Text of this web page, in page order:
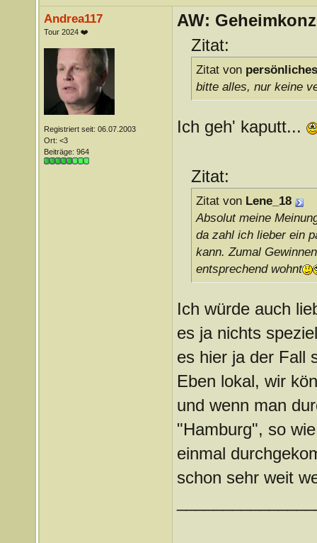
Andrea117
Tour 2024 ❤️
Registriert seit: 06.07.2003
Ort: <3
Beiträge: 964
AW:
Zitat:
Zitat von
bitte alles, nur keine
Ich geh' kaputt...
Zitat:
Zitat von Lene_18
Absolut meine
da zahl ich lieber ein
kann. Zumal
entsprechend wohnt
Ich würde auch
es ja nichts
es hier ja der Fall
Eben lokal, wir
und wenn man
"Hamburg", so
einmal
schon sehr weit